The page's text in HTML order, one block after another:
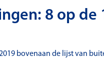
8 op
bovenaan de lijst van